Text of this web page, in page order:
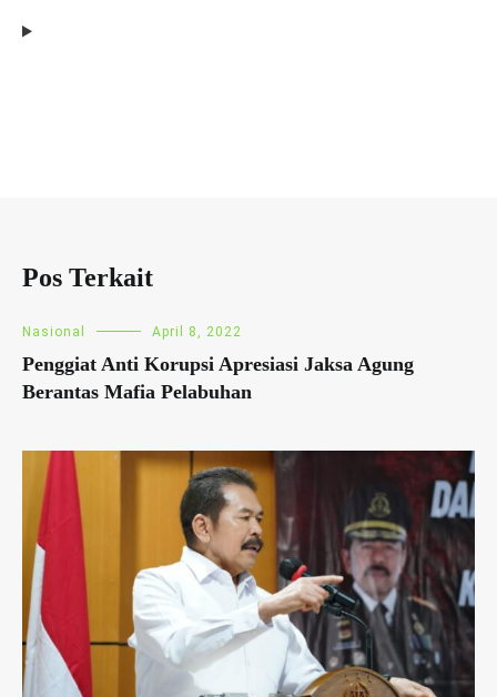
Pos Terkait
Nasional April 8, 2022
Penggiat Anti Korupsi Apresiasi Jaksa Agung
Berantas Mafia Pelabuhan